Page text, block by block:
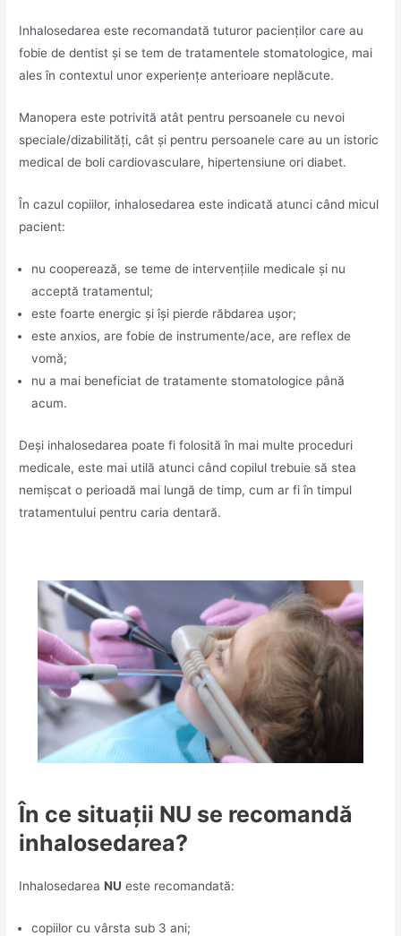
Inhalosedarea este recomandată tuturor pacienților care au
fobie de dentist și se tem de tratamentele stomatologice, mai
ales în contextul unor experiențe anterioare neplăcute.
Manopera este potrivită atât pentru persoanele cu nevoi
speciale/dizabilități, cât și pentru persoanele care au un istoric
medical de boli cardiovasculare, hipertensiune ori diabet.
În cazul copiilor, inhalosedarea este indicată atunci când micul
pacient:
nu cooperează, se teme de intervențiile medicale și nu
acceptă tratamentul;
este foarte energic și își pierde răbdarea ușor;
este anxios, are fobie de instrumente/ace, are reflex de
vomă;
nu a mai beneficiat de tratamente stomatologice până
acum.
Deși inhalosedarea poate fi folosită în mai multe proceduri
medicale, este mai utilă atunci când copilul trebuie să stea
nemișcat o perioadă mai lungă de timp, cum ar fi în timpul
tratamentului pentru caria dentară.
În ce situații NU se recomandă
inhalosedarea?
InhalosedareaNU este recomandată:
copiilor cu vârsta sub 3 ani;